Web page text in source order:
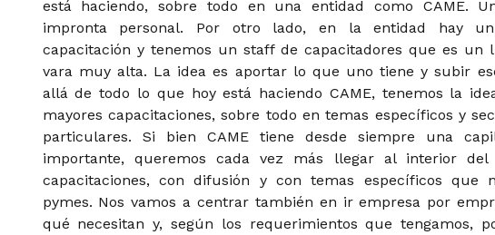
está haciendo, sobre todo en una entidad como CAME.
impronta personal. Por otro lado, en la entidad hay
capacitación y tenemos un staff de capacitadores que es un
vara muy alta. La idea es aportar lo que uno tiene y subir
allá de todo lo que hoy está haciendo CAME, tenemos la
mayores capacitaciones, sobre todo en temas específicos y
particulares. Si bien CAME tiene desde siempre una
importante, queremos cada vez más llegar al interior
capacitaciones, con difusión y con temas específicos que
pymes. Nos vamos a centrar también en ir empresa por
qué necesitan y, según los requerimientos que tengamos,